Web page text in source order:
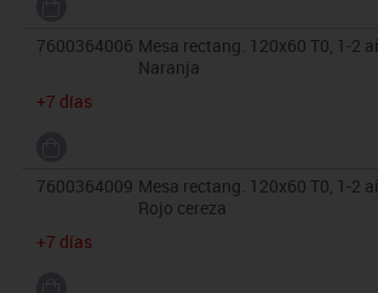
7600364006 Mesa rectang. 120x60 T0, 1-2
Naranja
+7 días
7600364009 Mesa rectang. 120x60 T0, 1-2
Rojo cereza
+7 días